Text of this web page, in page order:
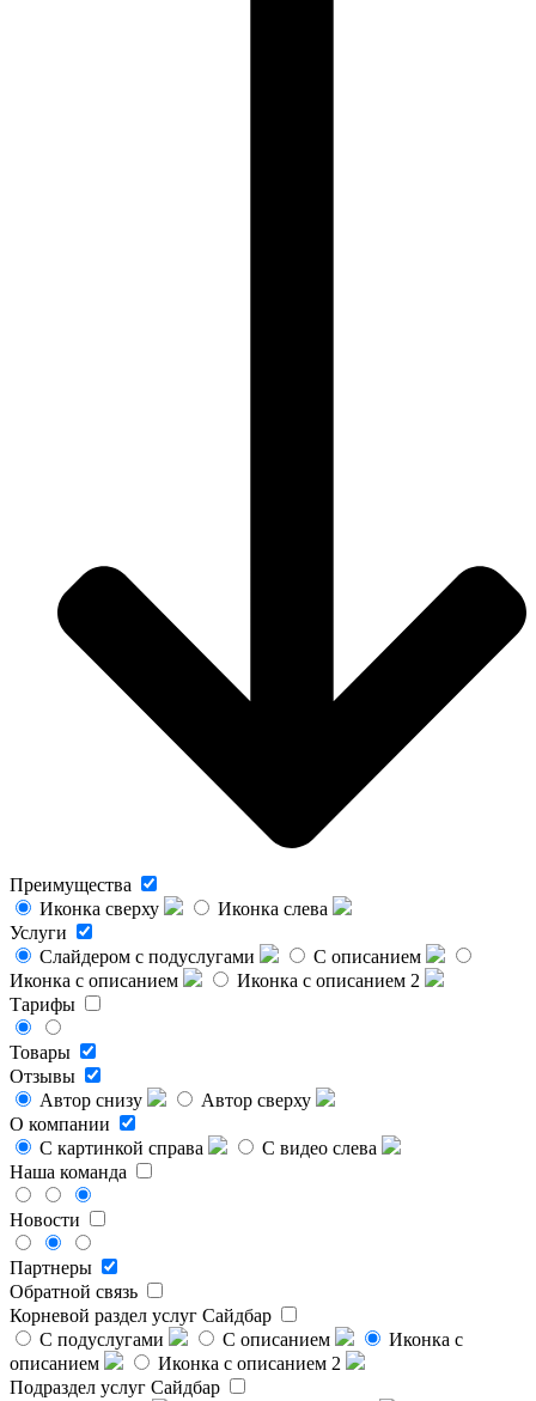
Преимущества
Иконка сверху
Иконка слева
Услуги
Слайдером с подуслугами
С описанием
Иконка с описанием
Иконка с описанием 2
Тарифы
Товары
Отзывы
Автор снизу
Автор сверху
О компании
С картинкой справа
С видео слева
Наша команда
Новости
Партнеры
Обратной связь
Корневой раздел услуг Сайдбар
С подуслугами
С описанием
Иконка с
описанием
Иконка с описанием 2
Подраздел услуг Сайдбар